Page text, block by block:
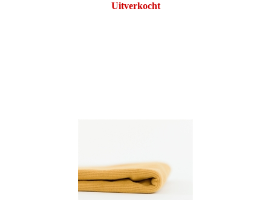
Uitverkocht